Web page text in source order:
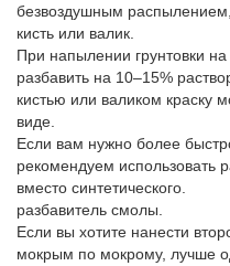
безвоздушным
кисть или валик.
При напылении грунтовки
разбавить на 10–15%
кистью или валиком краску
виде.
Если вам нужно более
рекомендуем использовать
вместо синтетического.
разбавитель смолы.
Если вы хотите нанести
мокрым по мокрому, лучше